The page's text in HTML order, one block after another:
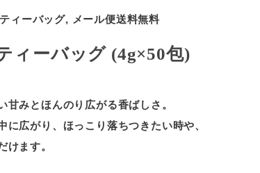
ィーバッグ, メール便送料無料
ィーバッグ (4g×50包)
甘みとほんのり広がる香ばしさ。
に広がり、ほっこり落ちつきたい時や、
けます。